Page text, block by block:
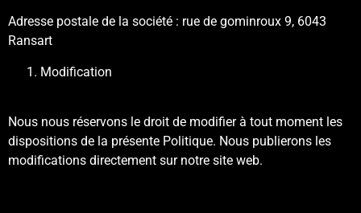
Adresse postale de la société : rue de gominroux 9, 6043
Ransart
Modification
Nous nous réservons le droit de modifier à tout moment les
dispositions de la présente Politique. Nous publierons les
modifications directement sur notre site web.